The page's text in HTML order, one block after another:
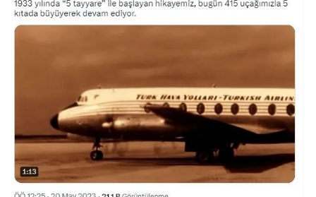
gösterilmeyecektir."
verileriniz işlenmekte olup gerekli olan çerezler bilgi
toplumu hizmetlerinin sunulması amacıyla
kullanılmaktadır. Diğer çerezler, sitemizin daha işlevsel
kılınması ve kişiselleştirilmesi ve sizlere yönelik
reklam/pazarlama faaliyetlerinin yapılması, amaçlarıyla
sınırlı olarak açık rızanız dahilinde kullanılacaktır.